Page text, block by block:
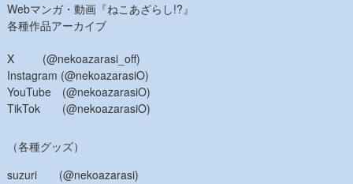
Webマンガ・動画『ねこあざらし!?』
各種作品アーカイブ
X (@nekoazarasi_off)
Instagram (@nekoazarasiO)
YouTube (@nekoazarasiO)
TikTok (@nekoazarasiO)
（各種グッズ）
suzuri (@nekoazarasi)